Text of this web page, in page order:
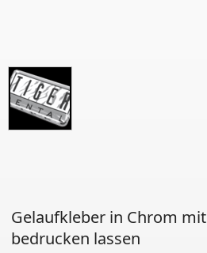
Gelaufkleber in Chrom
bedrucken lassen